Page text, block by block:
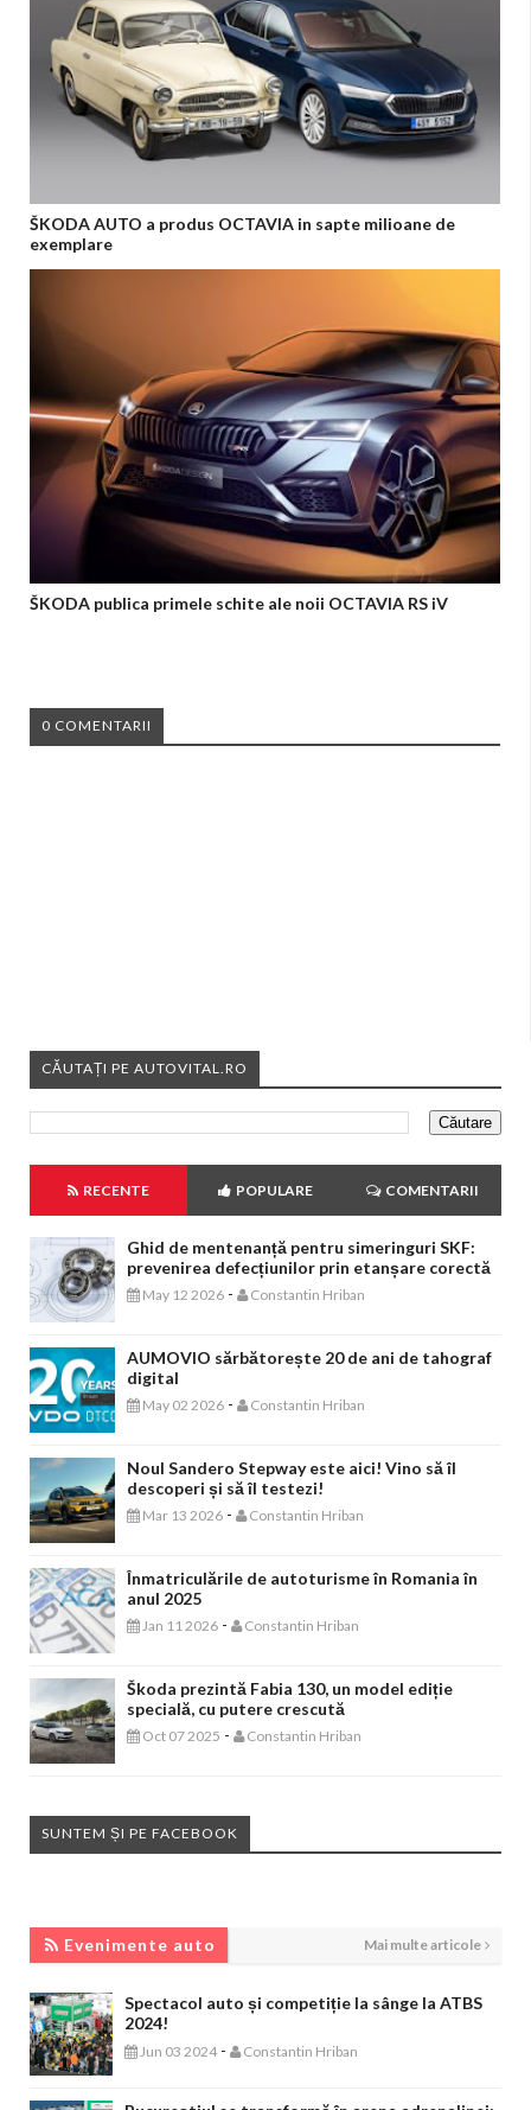
ŠKODA AUTO a produs OCTAVIA in sapte milioane de
exemplare
ŠKODA publica primele schite ale noii OCTAVIA RS iV
0 COMENTARII
CĂUTAȚI PE AUTOVITAL.RO
RECENTE POPULARE COMENTARII
Ghid de mentenanță pentru simeringuri SKF:
prevenirea defecțiunilor prin etanșare corectă
May 12 2026 - Constantin Hriban
AUMOVIO sărbătorește 20 de ani de tahograf
digital
May 02 2026 - Constantin Hriban
Noul Sandero Stepway este aici! Vino să îl
descoperi și să îl testezi!
Mar 13 2026 - Constantin Hriban
Înmatriculările de autoturisme în Romania în
anul 2025
Jan 11 2026 - Constantin Hriban
Škoda prezintă Fabia 130, un model ediție
specială, cu putere crescută
Oct 07 2025 - Constantin Hriban
SUNTEM ȘI PE FACEBOOK
Evenimente auto Mai multe articole
Spectacol auto și competiție la sânge la ATBS
2024!
Jun 03 2024 - Constantin Hriban